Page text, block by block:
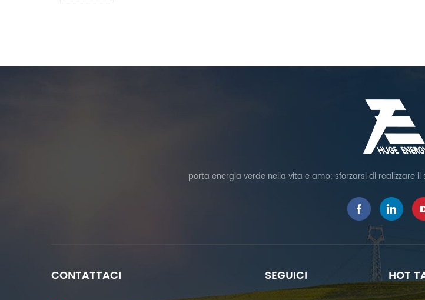
porta energia verde nella vita e amp; sforzarsi di realizzare
CONTATTACI SEGUICI HOT